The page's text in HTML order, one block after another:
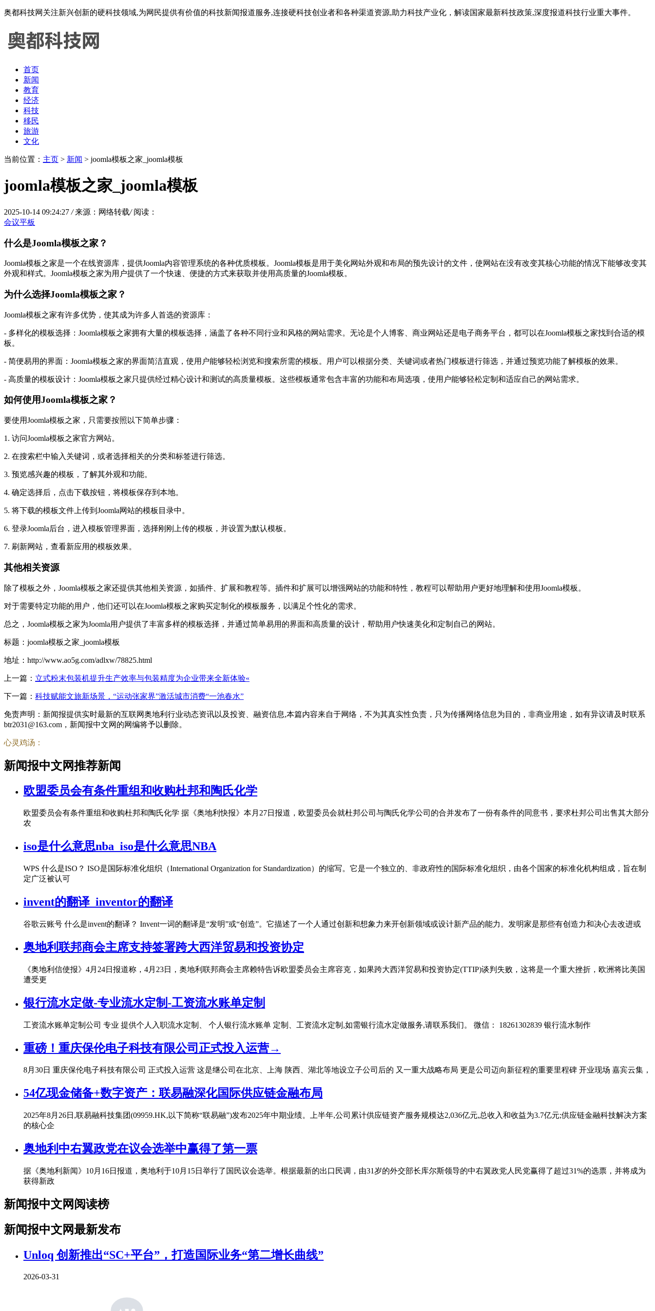
奥都科技网关注新兴创新的硬科技领域,为网民提供有价值的科技新闻报道服务,连接硬科技创业者和各种渠道资源,助力科技产业化，解读国家最新科技政策,深度报道科技行业重大事件。
首页
新闻
教育
经济
科技
移民
旅游
文化
当前位置： 主页 > 新闻 > joomla模板之家_joomla模板
joomla模板之家_joomla模板
2025-10-14 09:24:27 / 来源：网络转载/ 阅读：
会议平板
什么是Joomla模板之家？
Joomla模板之家是一个在线资源库，提供Joomla内容管理系统的各种优质模板。Joomla模板是用于美化网站外观和布局的预先设计的文件，使网站在没有改变其核心功能的情况下能够改变其
外观和样式。Joomla模板之家为用户提供了一个快速、便捷的方式来获取并使用高质量的Joomla模板。
为什么选择Joomla模板之家？
Joomla模板之家有许多优势，使其成为许多人首选的资源库：
- 多样化的模板选择：Joomla模板之家拥有大量的模板选择，涵盖了各种不同行业和风格的网站需求。无论是个人博客、商业网站还是电子商务平台，都可以在Joomla模板之家找到合适的模
板。
- 简便易用的界面：Joomla模板之家的界面简洁直观，使用户能够轻松浏览和搜索所需的模板。用户可以根据分类、关键词或者热门模板进行筛选，并通过预览功能了解模板的效果。
- 高质量的模板设计：Joomla模板之家只提供经过精心设计和测试的高质量模板。这些模板通常包含丰富的功能和布局选项，使用户能够轻松定制和适应自己的网站需求。
如何使用Joomla模板之家？
要使用Joomla模板之家，只需要按照以下简单步骤：
1. 访问Joomla模板之家官方网站。
2. 在搜索栏中输入关键词，或者选择相关的分类和标签进行筛选。
3. 预览感兴趣的模板，了解其外观和功能。
4. 确定选择后，点击下载按钮，将模板保存到本地。
5. 将下载的模板文件上传到Joomla网站的模板目录中。
6. 登录Joomla后台，进入模板管理界面，选择刚刚上传的模板，并设置为默认模板。
7. 刷新网站，查看新应用的模板效果。
其他相关资源
除了模板之外，Joomla模板之家还提供其他相关资源，如插件、扩展和教程等。插件和扩展可以增强网站的功能和特性，教程可以帮助用户更好地理解和使用Joomla模板。
对于需要特定功能的用户，他们还可以在Joomla模板之家购买定制化的模板服务，以满足个性化的需求。
总之，Joomla模板之家为Joomla用户提供了丰富多样的模板选择，并通过简单易用的界面和高质量的设计，帮助用户快速美化和定制自己的网站。
标题：joomla模板之家_joomla模板
地址：http://www.ao5g.com/adlxw/78825.html
上一篇： 立式粉末包装机提升生产效率与包装精度为企业带来全新体验«
下一篇： 科技赋能文旅新场景，“运动张家界”激活城市消费“一池春水”
免责声明：新闻报提供实时最新的互联网奥地利行业动态资讯以及投资、融资信息,本篇内容来自于网络，不为其真实性负责，只为传播网络信息为目的，非商业用途，如有异议请及时联系
btr2031@163.com，新闻报中文网的网编将予以删除。
心灵鸡汤：
新闻报中文网推荐新闻
欧盟委员会有条件重组和收购杜邦和陶氏化学
欧盟委员会有条件重组和收购杜邦和陶氏化学 据《奥地利快报》本月27日报道，欧盟委员会就杜邦公司与陶氏化学公司的合并发布了一份有条件的同意书，要求杜邦公司出售其大部分
农
iso是什么意思nba_iso是什么意思NBA
WPS 什么是ISO？ ISO是国际标准化组织（International Organization for Standardization）的缩写。它是一个独立的、非政府性的国际标准化组织，由各个国家的标准化机构组成，旨在制
定广泛被认可
invent的翻译_inventor的翻译
谷歌云账号 什么是invent的翻译？ Invent一词的翻译是“发明”或“创造”。它描述了一个人通过创新和想象力来开创新领域或设计新产品的能力。发明家是那些有创造力和决心去改进或
奥地利联邦商会主席支持签署跨大西洋贸易和投资协定
《奥地利信使报》4月24日报道称，4月23日，奥地利联邦商会主席赖特告诉欧盟委员会主席容克，如果跨大西洋贸易和投资协定(TTIP)谈判失败，这将是一个重大挫折，欧洲将比美国
遭受更
银行流水定做-专业流水定制-工资流水账单定制
工资流水账单定制公司 专业 提供个人入职流水定制、 个人银行流水账单 定制、工资流水定制,如需银行流水定做服务,请联系我们。 微信： 18261302839 银行流水制作
重磅！重庆保伦电子科技有限公司正式投入运营→
8月30日 重庆保伦电子科技有限公司 正式投入运营 这是继公司在北京、上海 陕西、湖北等地设立子公司后的 又一重大战略布局 更是公司迈向新征程的重要里程碑 开业现场 嘉宾云集，
54亿现金储备+数字资产：联易融深化国际供应链金融布局
2025年8月26日,联易融科技集团(09959.HK,以下简称“联易融”)发布2025年中期业绩。上半年,公司累计供应链资产服务规模达2,036亿元,总收入和收益为3.7亿元;供应链金融科技解决方案
的核心企
奥地利中右翼政党在议会选举中赢得了第一票
据《奥地利新闻》10月16日报道，奥地利于10月15日举行了国民议会选举。根据最新的出口民调，由31岁的外交部长库尔斯领导的中右翼政党人民党赢得了超过31%的选票，并将成为
获得新政
新闻报中文网阅读榜
新闻报中文网最新发布
Unloq 创新推出“SC+平台”，打造国际业务“第二增长曲线”
2026-03-31